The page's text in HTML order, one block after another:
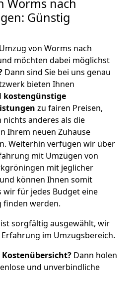
Worms nach
Günstig
von Worms nach
möchten dabei möglichst
Dann sind Sie bei uns genau
bieten Ihnen
kostengünstige
zu fairen Preisen,
nichts anderes als die
Ihrem neuen Zuhause
Weiterhin verfügen wir über
mit Umzügen von
mit jeglicher
können Ihnen somit
wir für jedes Budget eine
finden werden.
ist sorgfältig ausgewählt, wir
Erfahrung im Umzugsbereich.
Kostenübersicht? Dann holen
und unverbindliche